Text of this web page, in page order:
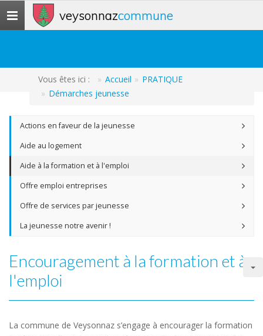
Toggle
navigation
veysonnazcommune
Vous êtes ici : Accueil
PRATIQUE
Démarches jeunesse
Actions en faveur de la jeunesse
Aide au logement
Aide à la formation et à l'emploi
Offre emploi entreprises
Offre de services par jeunesse
La jeunesse notre avenir !
Encouragement à la formation et à
l'emploi
La commune de Veysonnaz s’engage à encourager la formation